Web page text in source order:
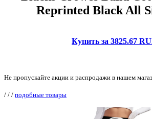
Reprinted Black All
Купить за 3825.67
Не пропускайте акции и распродажи в нашем
/ / / подобные товары